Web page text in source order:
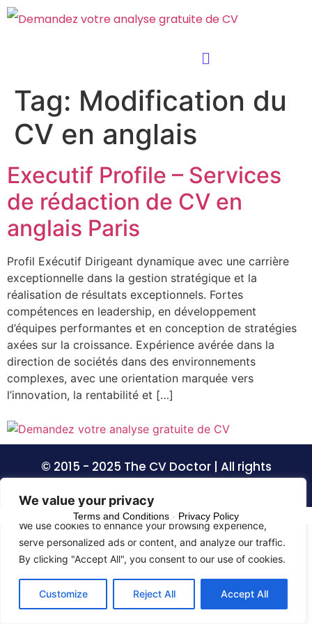
We value your privacy
We use cookies to enhance your browsing experience,
serve personalized ads or content, and analyze our traffic.
By clicking "Accept All", you consent to our use of cookies.
Customize Reject All Accept All
Tag: Modification du
CV en anglais
Executif Profile – Services
de rédaction de CV en
anglais Paris
Profil Exécutif Dirigeant dynamique avec une carrière
exceptionnelle dans la gestion stratégique et la
réalisation de résultats exceptionnels. Fortes
compétences en leadership, en développement
d’équipes performantes et en conception de stratégies
axées sur la croissance. Expérience avérée dans la
direction de sociétés dans des environnements
complexes, avec une orientation marquée vers
l’innovation, la rentabilité et […]
© 2015 - 2025 The CV Doctor | All rights
Terms and Conditions - Privacy Policy